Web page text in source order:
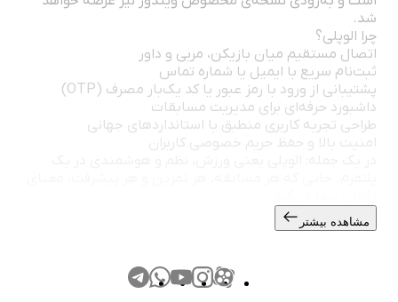
شد.
چرا الوپلی؟
اتصال مستقیم میان بازیکن، مربی و داور
ثبت‌نام سریع با ایمیل یا شماره تماس
پشتیبانی از ورود با رمز عبور یا کد یک‌بار مصرف (OTP)
داشبورد حرفه‌ای برای مدیریت مسابقات
طراحی تجربه کاربری منطبق با استانداردهای جهانی
امنیت بالا و حفظ حریم خصوصی کاربران
مشاهده بیشتر